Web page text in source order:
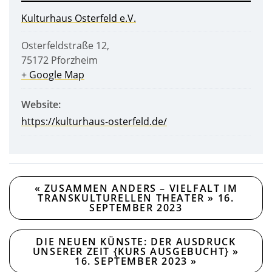
Kulturhaus Osterfeld e.V.
Osterfeldstraße 12,
75172 Pforzheim
+ Google Map
Website:
https://kulturhaus-osterfeld.de/
« ZUSAMMEN ANDERS – VIELFALT IM
TRANSKULTURELLEN THEATER » 16.
SEPTEMBER 2023
DIE NEUEN KÜNSTE: DER AUSDRUCK
UNSERER ZEIT {KURS AUSGEBUCHT} »
16. SEPTEMBER 2023»